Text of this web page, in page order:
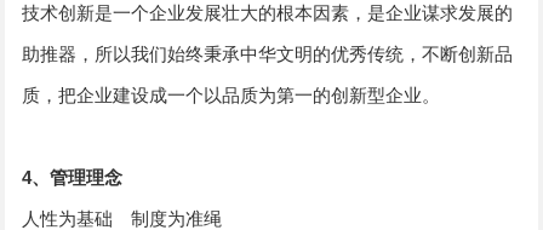
技术创新是一个企业发展壮大的根本因素，是企业谋求发展的
助推器，所以我们始终秉承中华文明的优秀传统，不断创新品
质，把企业建设成一个以品质为第一的创新型企业。
4、管理理念
人性为基础 制度为准绳